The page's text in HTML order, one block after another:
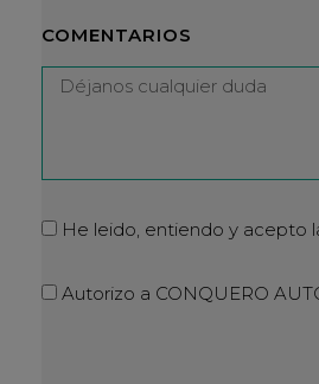
COMENTARIOS
He leido, entiendo y acepto
Autorizo a CONQUERO